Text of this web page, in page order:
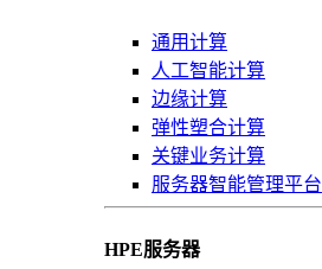
通用计算
人工智能计算
边缘计算
弹性塑合计算
关键业务计算
服务器智能管理平台
HPE服务器